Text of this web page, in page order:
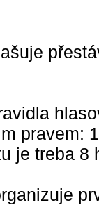
pravem:
je treba 8